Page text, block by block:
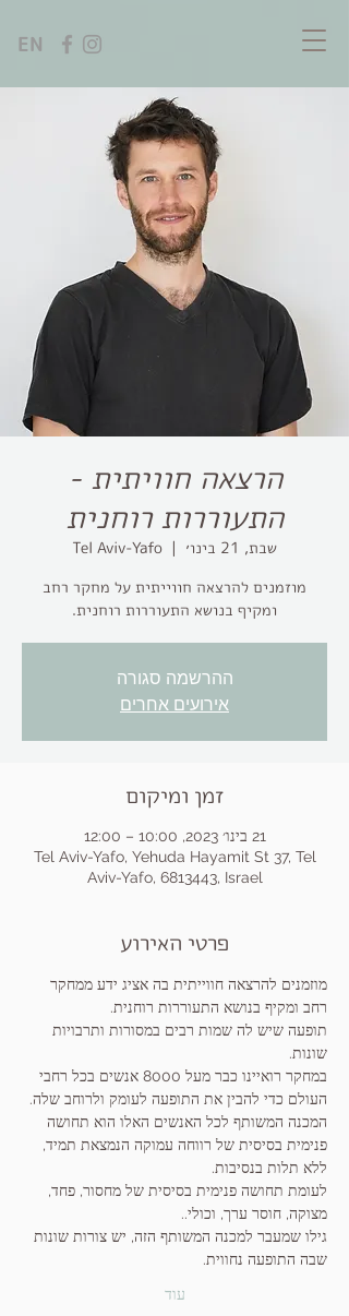
EN
הרצאה חוויתית -
התעוררות רוחנית
שבת, 21 בינו׳
  |
Tel Aviv-Yafo
מוזמנים להרצאה חווייתית על מחקר רחב
ומקיף בנושא התעוררות רוחנית.
ההרשמה סגורה
אירועים אחרים
זמן ומיקום
21 בינו׳ 2023, 10:00 – 12:00
Tel Aviv-Yafo, Yehuda Hayamit St 37, Tel
Aviv-Yafo, 6813443, Israel
פרטי האירוע
מוזמנים להרצאה חווייתית בה אציג ידע ממחקר
רחב ומקיף בנושא התעוררות רוחנית.
תופעה שיש לה שמות רבים במסורות ותרבויות
שונות.
במחקר רואיינו כבר מעל 8000 אנשים בכל רחבי
העולם כדי להבין את התופעה לעומק ולרוחב שלה.
המכנה המשותף לכל האנשים האלו הוא תחושה
פנימית בסיסית של רווחה עמוקה הנמצאת תמיד,
ללא תלות בנסיבות.
לעומת תחושה פנימית בסיסית של מחסור, פחד,
מצוקה, חוסר ערך, וכולי..
גילו שמעבר למכנה המשותף הזה, יש צורות שונות
שבה התופעה נחווית.
עוד